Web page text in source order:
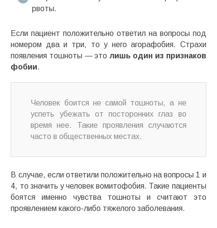
рвоты.
Если пациент положительно ответил на вопросы под
номером два и три, то у него агорафобия. Страхи
появления тошноты — это лишь один из признаков
фобии.
Человек боится не самой тошноты, а не
успеть убежать от посторонних глаз во
время нее. Такие проявления случаются
часто в общественных местах.
В случае, если ответили положительно на вопросы 1 и
4, то значить у человеквомитофобия. Такие пациенты
боятся именно чувства тошноты и считают это
проявлением какого-либо тяжелого заболевания.